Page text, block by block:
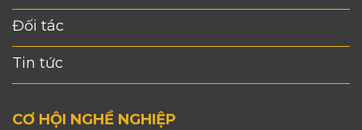
Đối tác
Tin tức
CƠ HỘI NGHỀ NGHIỆP